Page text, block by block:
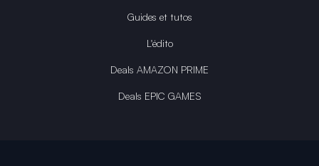
Guides et tutos
L'édito
Deals AMAZON PRIME
Deals EPIC GAMES